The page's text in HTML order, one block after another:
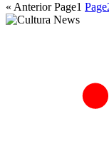
« Anterior Page1 Page